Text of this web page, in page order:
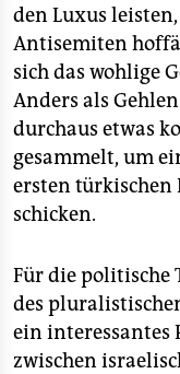
den Luxus
Antisemiten
sich das wohlige
Anders als
durchaus etwas
gesammelt, um
ersten türkischen
schicken.
Für die politische
des
ein interessantes
zwischen